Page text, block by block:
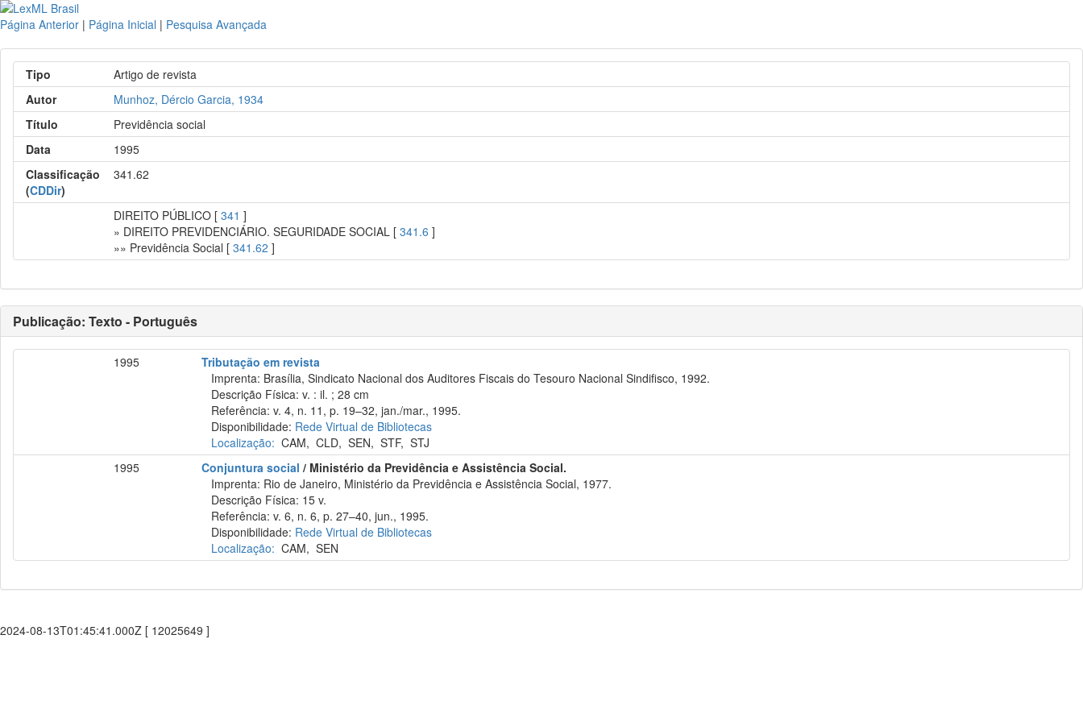
Página Anterior | Página Inicial | Pesquisa Avançada
Tipo
Artigo de revista
Autor
Munhoz, Dércio Garcia, 1934
Título
Previdência social
Data
1995
Classificação
(CDDir)
341.62
DIREITO PÚBLICO [341 ]
» DIREITO PREVIDENCIÁRIO. SEGURIDADE SOCIAL [341.6 ]
»» Previdência Social [341.62 ]
Publicação: Texto - Português
1995
Tributação em revista
Imprenta: Brasília, Sindicato Nacional dos Auditores Fiscais do Tesouro Nacional Sindifisco, 1992.
Descrição Física: v. : il. ; 28 cm
Referência: v. 4, n. 11, p. 19–32, jan./mar., 1995.
Disponibilidade: Rede Virtual de Bibliotecas
Localização: CAM,CLD,SEN,STF,STJ
1995
Conjuntura social / Ministério da Previdência e Assistência Social.
Imprenta: Rio de Janeiro, Ministério da Previdência e Assistência Social, 1977.
Descrição Física: 15 v.
Referência: v. 6, n. 6, p. 27–40, jun., 1995.
Disponibilidade: Rede Virtual de Bibliotecas
Localização: CAM,SEN
2024-08-13T01:45:41.000Z [ 12025649 ]